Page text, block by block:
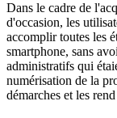
Dans le cadre de
d'occasion, les
accomplir toutes les
smartphone, sans
administratifs qui
numérisation de la
démarches et les